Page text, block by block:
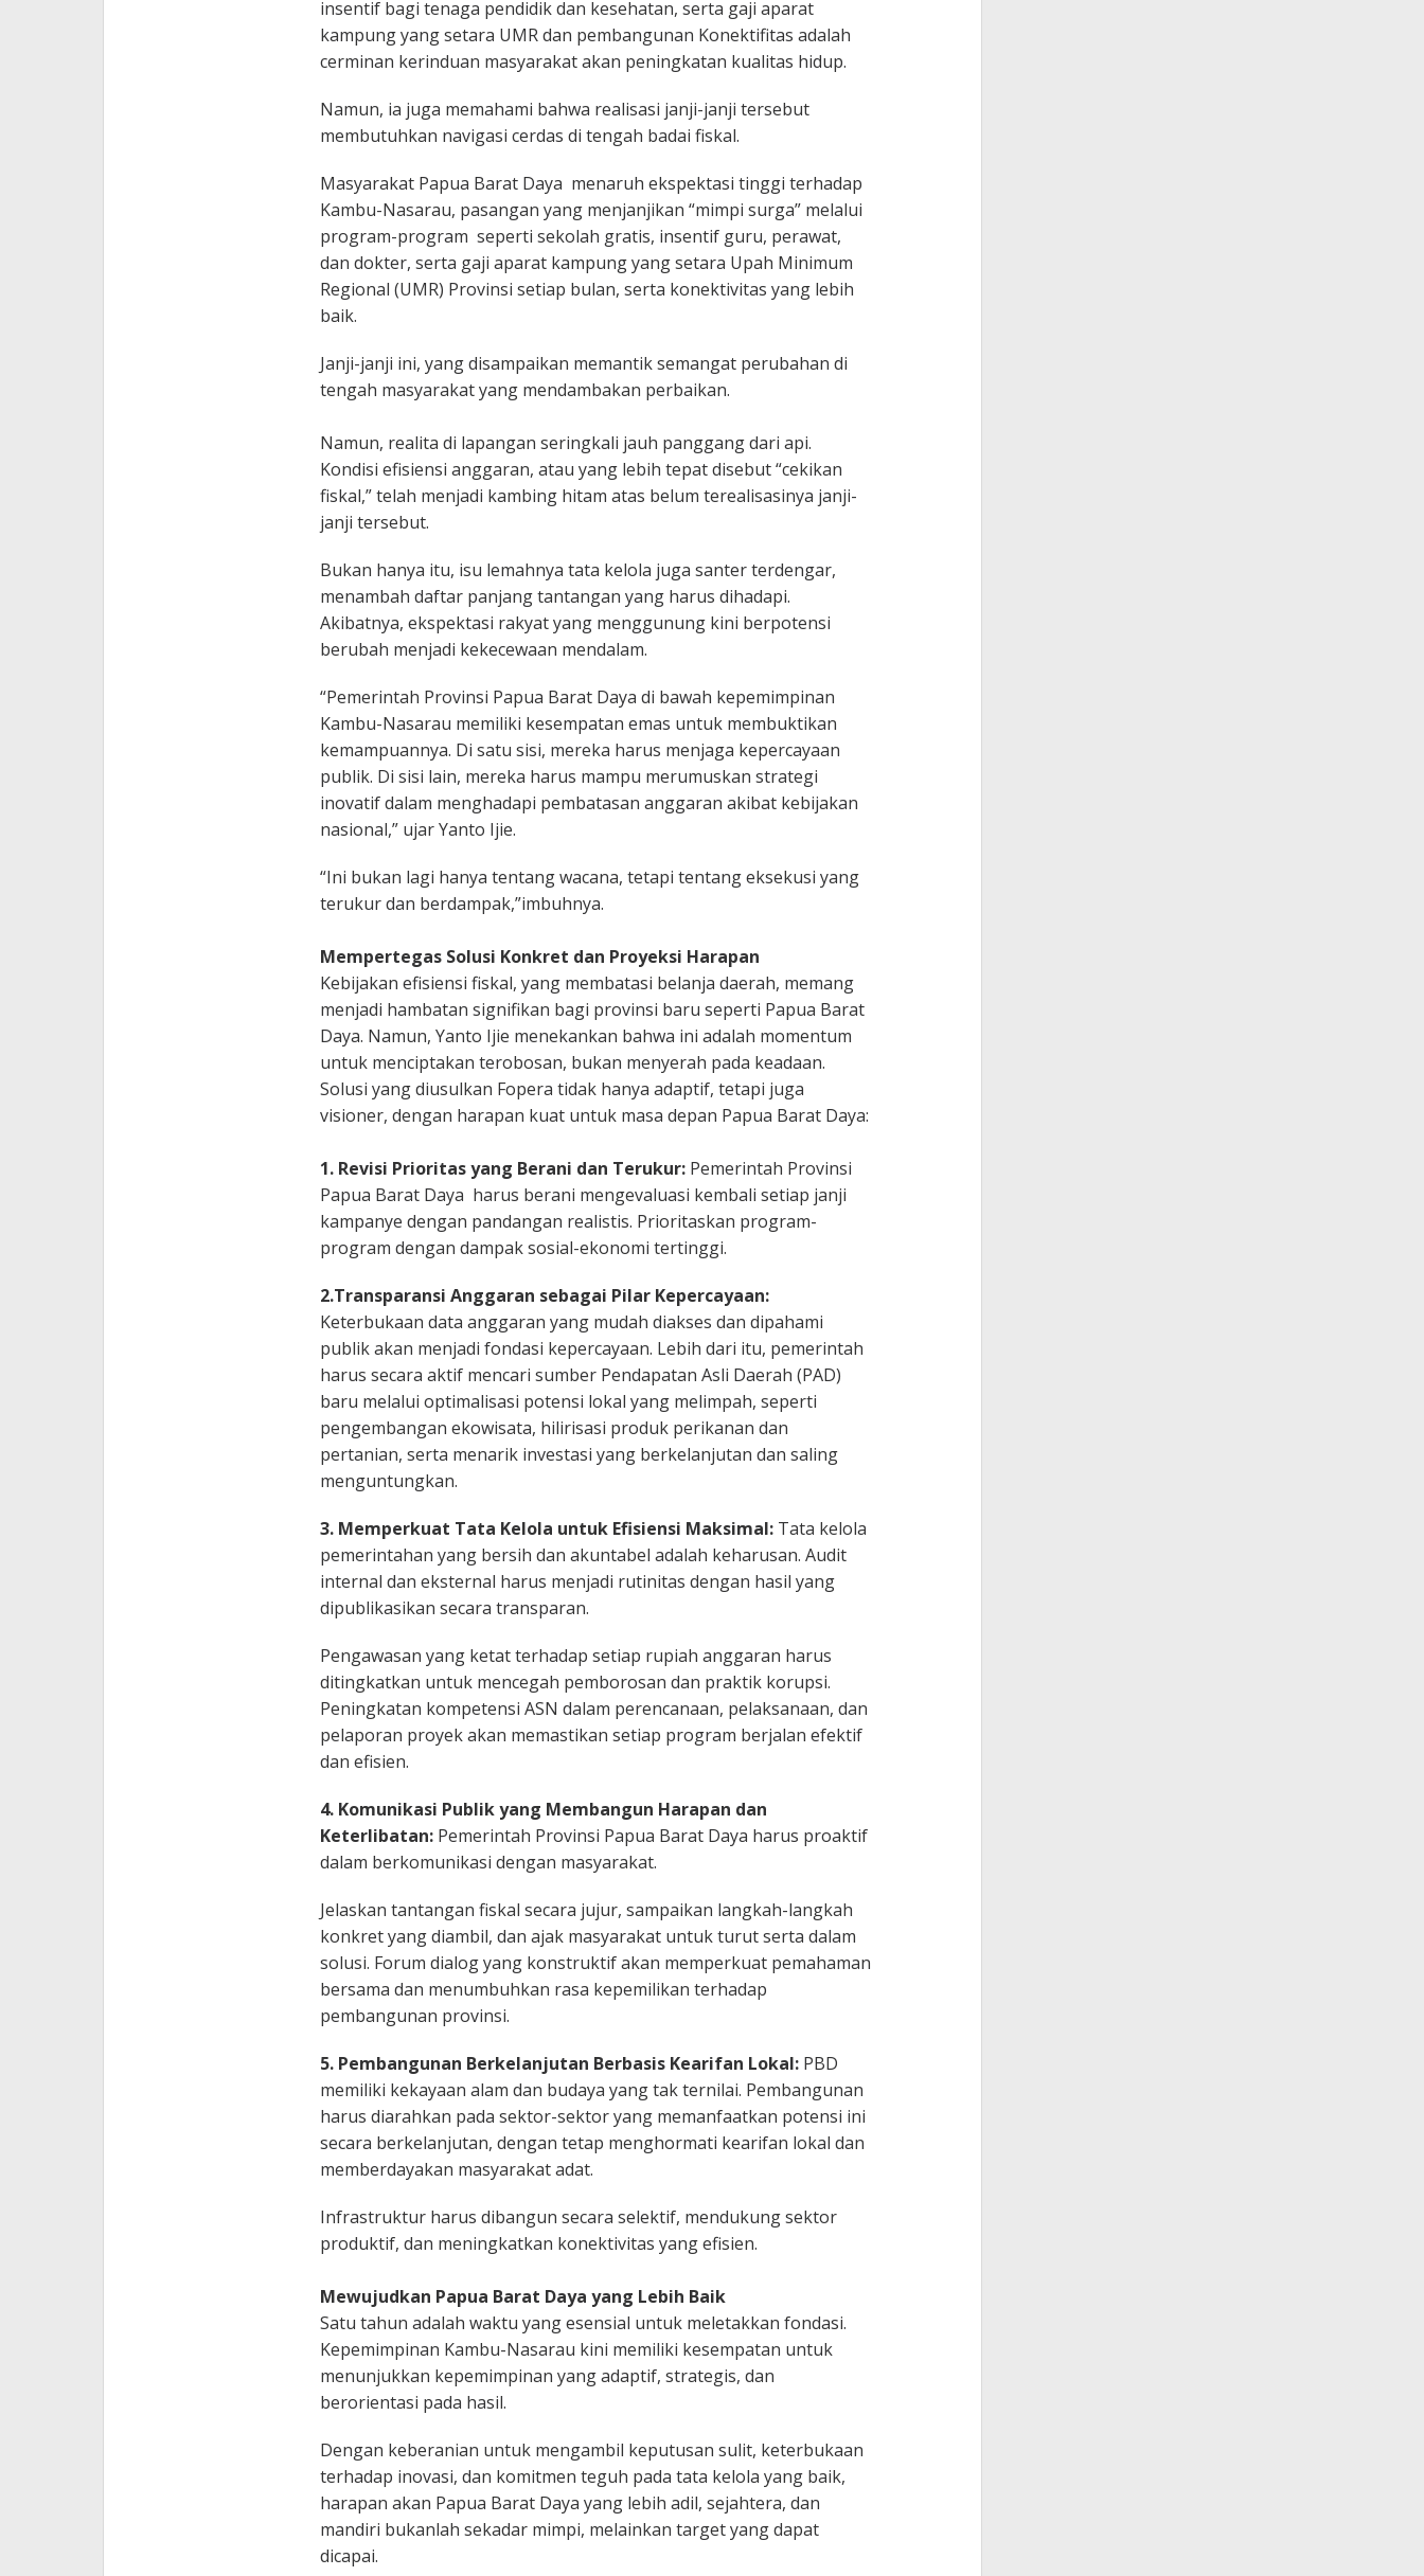
insentif bagi tenaga pendidik dan kesehatan, serta gaji aparat
kampung yang setara UMR dan pembangunan Konektifitas adalah
cerminan kerinduan masyarakat akan peningkatan kualitas hidup.
Namun, ia juga memahami bahwa realisasi janji-janji tersebut
membutuhkan navigasi cerdas di tengah badai fiskal.
Masyarakat Papua Barat Daya menaruh ekspektasi tinggi terhadap
Kambu-Nasarau, pasangan yang menjanjikan “mimpi surga” melalui
program-program seperti sekolah gratis, insentif guru, perawat,
dan dokter, serta gaji aparat kampung yang setara Upah Minimum
Regional (UMR) Provinsi setiap bulan, serta konektivitas yang lebih
baik.
Janji-janji ini, yang disampaikan memantik semangat perubahan di
tengah masyarakat yang mendambakan perbaikan.
Namun, realita di lapangan seringkali jauh panggang dari api.
Kondisi efisiensi anggaran, atau yang lebih tepat disebut “cekikan
fiskal,” telah menjadi kambing hitam atas belum terealisasinya janji-
janji tersebut.
Bukan hanya itu, isu lemahnya tata kelola juga santer terdengar,
menambah daftar panjang tantangan yang harus dihadapi.
Akibatnya, ekspektasi rakyat yang menggunung kini berpotensi
berubah menjadi kekecewaan mendalam.
“Pemerintah Provinsi Papua Barat Daya di bawah kepemimpinan
Kambu-Nasarau memiliki kesempatan emas untuk membuktikan
kemampuannya. Di satu sisi, mereka harus menjaga kepercayaan
publik. Di sisi lain, mereka harus mampu merumuskan strategi
inovatif dalam menghadapi pembatasan anggaran akibat kebijakan
nasional,” ujar Yanto Ijie.
“Ini bukan lagi hanya tentang wacana, tetapi tentang eksekusi yang
terukur dan berdampak,”imbuhnya.
Mempertegas Solusi Konkret dan Proyeksi Harapan
Kebijakan efisiensi fiskal, yang membatasi belanja daerah, memang
menjadi hambatan signifikan bagi provinsi baru seperti Papua Barat
Daya. Namun, Yanto Ijie menekankan bahwa ini adalah momentum
untuk menciptakan terobosan, bukan menyerah pada keadaan.
Solusi yang diusulkan Fopera tidak hanya adaptif, tetapi juga
visioner, dengan harapan kuat untuk masa depan Papua Barat Daya:
1. Revisi Prioritas yang Berani dan Terukur: Pemerintah Provinsi
Papua Barat Daya harus berani mengevaluasi kembali setiap janji
kampanye dengan pandangan realistis. Prioritaskan program-
program dengan dampak sosial-ekonomi tertinggi.
2.Transparansi Anggaran sebagai Pilar Kepercayaan:
Keterbukaan data anggaran yang mudah diakses dan dipahami
publik akan menjadi fondasi kepercayaan. Lebih dari itu, pemerintah
harus secara aktif mencari sumber Pendapatan Asli Daerah (PAD)
baru melalui optimalisasi potensi lokal yang melimpah, seperti
pengembangan ekowisata, hilirisasi produk perikanan dan
pertanian, serta menarik investasi yang berkelanjutan dan saling
menguntungkan.
3. Memperkuat Tata Kelola untuk Efisiensi Maksimal:Tata kelola
pemerintahan yang bersih dan akuntabel adalah keharusan. Audit
internal dan eksternal harus menjadi rutinitas dengan hasil yang
dipublikasikan secara transparan.
Pengawasan yang ketat terhadap setiap rupiah anggaran harus
ditingkatkan untuk mencegah pemborosan dan praktik korupsi.
Peningkatan kompetensi ASN dalam perencanaan, pelaksanaan, dan
pelaporan proyek akan memastikan setiap program berjalan efektif
dan efisien.
4. Komunikasi Publik yang Membangun Harapan dan
Keterlibatan: Pemerintah Provinsi Papua Barat Daya harus proaktif
dalam berkomunikasi dengan masyarakat.
Jelaskan tantangan fiskal secara jujur, sampaikan langkah-langkah
konkret yang diambil, dan ajak masyarakat untuk turut serta dalam
solusi. Forum dialog yang konstruktif akan memperkuat pemahaman
bersama dan menumbuhkan rasa kepemilikan terhadap
pembangunan provinsi.
5. Pembangunan Berkelanjutan Berbasis Kearifan Lokal: PBD
memiliki kekayaan alam dan budaya yang tak ternilai. Pembangunan
harus diarahkan pada sektor-sektor yang memanfaatkan potensi ini
secara berkelanjutan, dengan tetap menghormati kearifan lokal dan
memberdayakan masyarakat adat.
Infrastruktur harus dibangun secara selektif, mendukung sektor
produktif, dan meningkatkan konektivitas yang efisien.
Mewujudkan Papua Barat Daya yang Lebih Baik
Satu tahun adalah waktu yang esensial untuk meletakkan fondasi.
Kepemimpinan Kambu-Nasarau kini memiliki kesempatan untuk
menunjukkan kepemimpinan yang adaptif, strategis, dan
berorientasi pada hasil.
Dengan keberanian untuk mengambil keputusan sulit, keterbukaan
terhadap inovasi, dan komitmen teguh pada tata kelola yang baik,
harapan akan Papua Barat Daya yang lebih adil, sejahtera, dan
mandiri bukanlah sekadar mimpi, melainkan target yang dapat
dicapai.